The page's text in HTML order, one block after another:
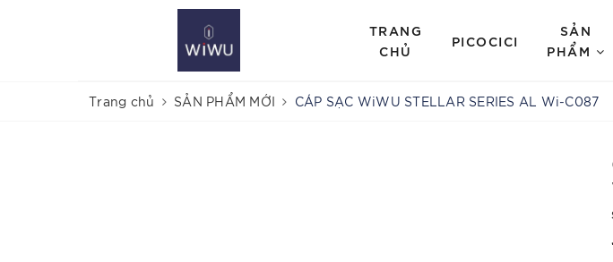
TRANG
CHỦ
PICOCICI
SẢN
PHẨM
Trang chủ SẢN PHẨM MỚI CÁP SẠC WiWU STELLAR SERIES AL Wi-C087